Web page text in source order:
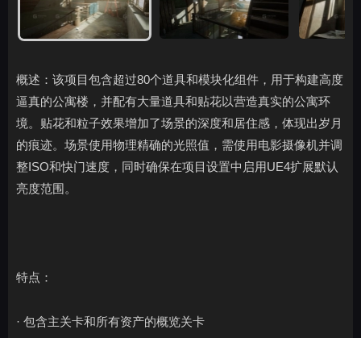
概述：该项目包含超过80个道具和模块化组件，用于构建高度
逼真的公寓楼，并配有大量道具和贴花以营造真实的公寓环
境。贴花和粒子效果增加了场景的深度和居住感，体现出岁月
的痕迹。场景使用物理精确的光照值，需使用电影摄像机并调
整ISO和快门速度，同时确保在项目设置中启用UE4扩展默认
亮度范围。
特点：
· 包含主关卡和所有资产的概览关卡